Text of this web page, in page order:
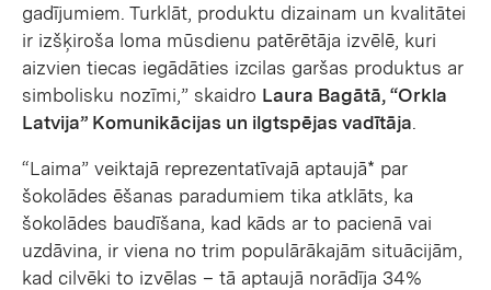
gadījumiem. Turklāt, produktu dizainam un kvalitātei
ir izšķiroša loma mūsdienu patērētāja izvēlē, kuri
aizvien tiecas iegādāties izcilas garšas produktus ar
simbolisku nozīmi,” skaidro Laura Bagātā, “Orkla
Latvija” Komunikācijas un ilgtspējas vadītāja
“Laima” veiktajā reprezentatīvajā aptaujā* par
šokolādes ēšanas paradumiem tika atklāts, ka
šokolādes baudīšana, kad kāds ar to pacienā vai
uzdāvina, ir viena no trim populārākajām situācijām,
kad cilvēki to izvēlas – tā aptaujā norādīja 34%